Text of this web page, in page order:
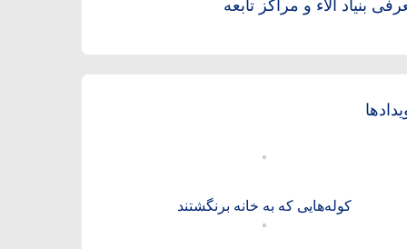
بنیاد آلاء و مراکز تابعه
کوله‌هایی که به خانه برنگشتند